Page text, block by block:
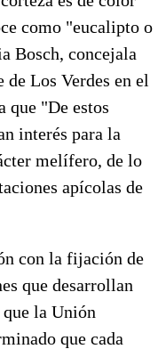
como "eucalipto o
Bosch, concejala
Los Verdes en el
que "De estos
interés para la
melífero, de lo
apícolas de
con la fijación de
que desarrollan
que la Unión
que cada